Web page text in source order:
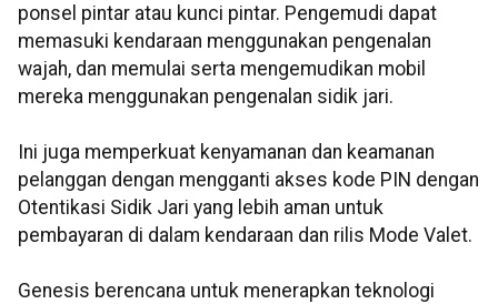
ponsel pintar atau kunci pintar. Pengemudi dapat
memasuki kendaraan menggunakan pengenalan
wajah, dan memulai serta mengemudikan mobil
mereka menggunakan pengenalan sidik jari.
Ini juga memperkuat kenyamanan dan keamanan
pelanggan dengan mengganti akses kode PIN dengan
Otentikasi Sidik Jari yang lebih aman untuk
pembayaran di dalam kendaraan dan rilis Mode Valet.
Genesis berencana untuk menerapkan teknologi